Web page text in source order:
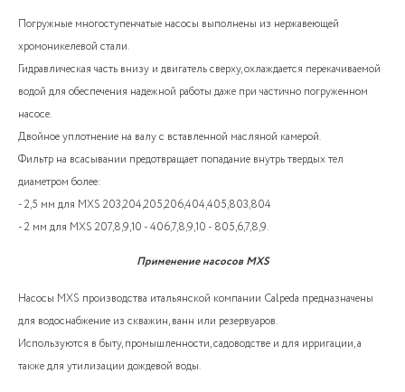
Погружные многоступенчатые насосы выполнены из нержавеющей
хромоникелевой стали.
Гидравлическая часть внизу и двигатель сверху, охлаждается перекачиваемой
водой для обеспечения надежной работы даже при частично погруженном
насосе.
Двойное уплотнение на валу с вставленной масляной камерой.
Фильтр на всасывании предотвращает попадание внутрь твердых тел
диаметром более:
- 2,5 мм для MXS 203,204,205,206,404,405,803,804
- 2 мм для MXS 207,8,9,10 - 406,7,8,9,10 - 805,6,7,8,9.
Применение насосов MXS
Насосы MXS производства итальянской компании Calpeda предназначены
для водоснабжение из скважин, ванн или резервуаров.
Используются в быту, промышленности, садоводстве и для ирригации, а
также для утилизации дождевой воды.